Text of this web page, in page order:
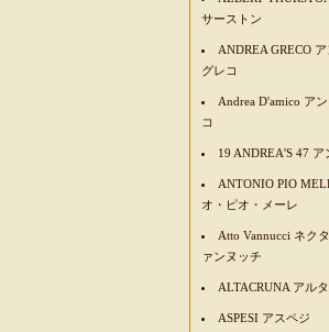
サーストン
ANDREA GRECO ア
グレコ
Andrea D'amico ア
コ
19 ANDREA'S 47
ANTONIO PIO
オ・ピオ・メーレ
Atto Vannucci ネク
ァンヌッチ
ALTACRUNA アル
ASPESI アスペジ